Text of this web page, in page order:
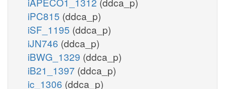
iPC815 (ddca_p)
iSF_1195 (ddca_p)
iJN746 (ddca_p)
iBWG_1329 (ddca_p)
iB21_1397 (ddca_p)
ic_1306 (ddca_p)